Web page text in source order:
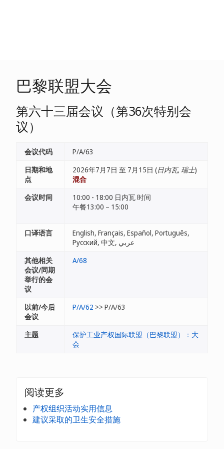
巴黎联盟大会
第六十三届会议（第36次特别会
议）
会议代码
P/A/63
日期和地
点
2026年7月7日 至 7月15日 (日内瓦, 瑞士)
混合
会议时间
10:00 - 18:00 日内瓦 时间
午餐13:00 – 15:00
口译语言
English, Français, Español, Português,
Русский, 中文, عربي
其他相关
会议/同期
举行的会
议
A/68
以前/今后
会议
P/A/62 >> P/A/63
主题
保护工业产权国际联盟（巴黎联盟）：大
会
阅读更多
产权组织活动实用信息
建议采取的卫生安全措施